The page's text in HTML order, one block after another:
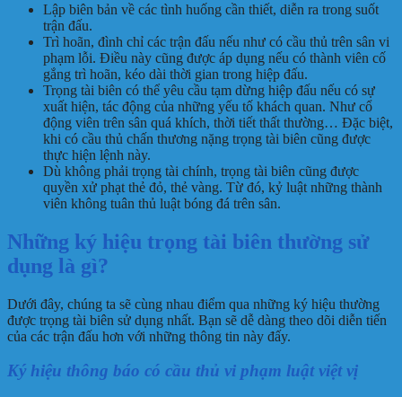
Lập biên bản về các tình huống cần thiết, diễn ra trong suốt
trận đấu.
Trì hoãn, đình chỉ các trận đấu nếu như có cầu thủ trên sân vi
phạm lỗi. Điều này cũng được áp dụng nếu có thành viên cố
gắng trì hoãn, kéo dài thời gian trong hiệp đấu.
Trọng tài biên có thể yêu cầu tạm dừng hiệp đấu nếu có sự
xuất hiện, tác động của những yếu tố khách quan. Như cổ
động viên trên sân quá khích, thời tiết thất thường… Đặc biệt,
khi có cầu thủ chấn thương nặng trọng tài biên cũng được
thực hiện lệnh này.
Dù không phải trọng tài chính, trọng tài biên cũng được
quyền xử phạt thẻ đỏ, thẻ vàng. Từ đó, kỷ luật những thành
viên không tuân thủ luật bóng đá trên sân.
Những ký hiệu trọng tài biên thường sử
dụng là gì?
Dưới đây, chúng ta sẽ cùng nhau điểm qua những ký hiệu thường
được trọng tài biên sử dụng nhất. Bạn sẽ dễ dàng theo dõi diễn tiến
của các trận đấu hơn với những thông tin này đấy.
Ký hiệu thông báo có cầu thủ vi phạm luật việt vị